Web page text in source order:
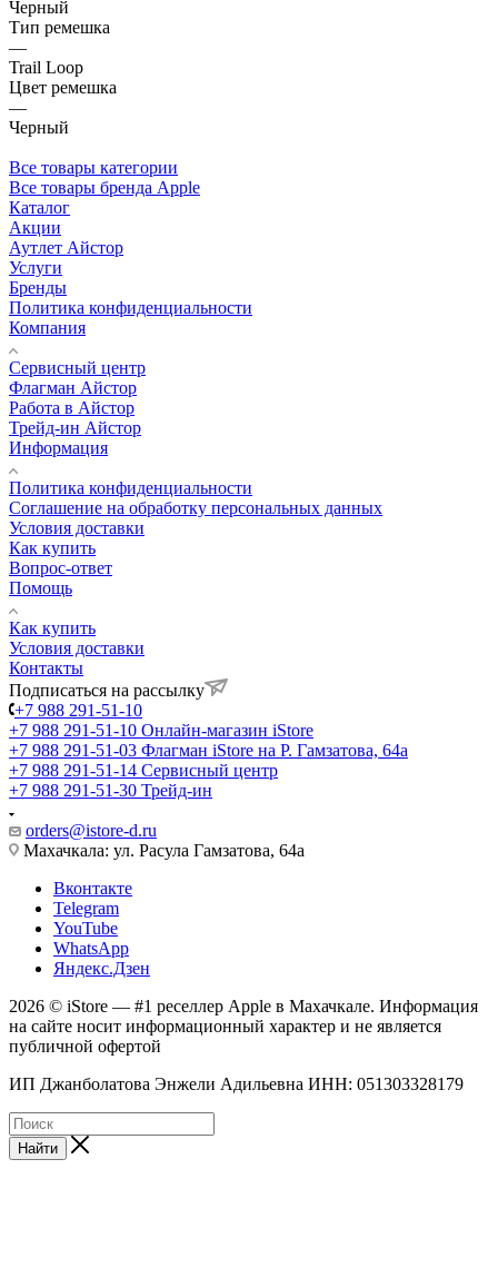
Черный
Тип ремешка
—
Trail Loop
Цвет ремешка
—
Черный
Все товары категории
Все товары бренда Apple
Каталог
Акции
Аутлет Айстор
Услуги
Бренды
Политика конфиденциальности
Компания
Сервисный центр
Флагман Айстор
Работа в Айстор
Трейд-ин Айстор
Информация
Политика конфиденциальности
Соглашение на обработку персональных данных
Условия доставки
Как купить
Вопрос-ответ
Помощь
Как купить
Условия доставки
Контакты
Подписаться на рассылку
+7 988 291-51-10
+7 988 291-51-10 Онлайн-магазин iStore
+7 988 291-51-03 Флагман iStore на Р. Гамзатова, 64а
+7 988 291-51-14 Сервисный центр
+7 988 291-51-30 Трейд-ин
orders@istore-d.ru
Махачкала: ул. Расула Гамзатова, 64а
Вконтакте
Telegram
YouTube
WhatsApp
Яндекс.Дзен
2026 © iStore — #1 реселлер Apple в Махачкале. Информация
на сайте носит информационный характер и не является
публичной офертой
ИП Джанболатова Энжели Адильевна ИНН: 051303328179
Найти